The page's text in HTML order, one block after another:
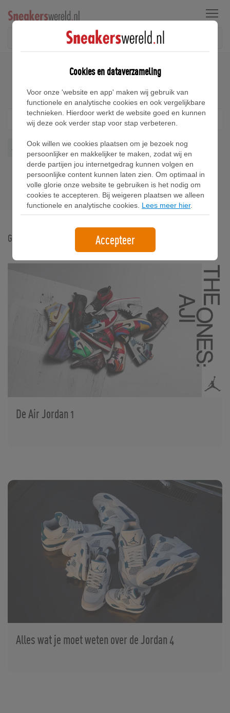
Menu
Air Jordan Max 200 Sneakers
Air Jordan Max 200 Wis alles
Gerelateerde artikelen
De Air Jordan 1
Alles wat je moet weten over de Jordan 4
Cookies en dataverzameling
Voor onze 'website en app' maken wij gebruik van
functionele en analytische cookies en ook vergelijkbare
technieken. Hierdoor werkt de website goed en kunnen
wij deze ook verder stap voor stap verbeteren.
Ook willen we cookies plaatsen om je bezoek nog
persoonlijker en makkelijker te maken, zodat wij en
derde partijen jou internetgedrag kunnen volgen en
persoonlijke content kunnen laten zien. Om optimaal in
volle glorie onze website te gebruiken is het nodig om
cookies te accepteren. Bij weigeren plaatsen we alleen
functionele en analytische cookies. Lees meer hier.
Accepteer